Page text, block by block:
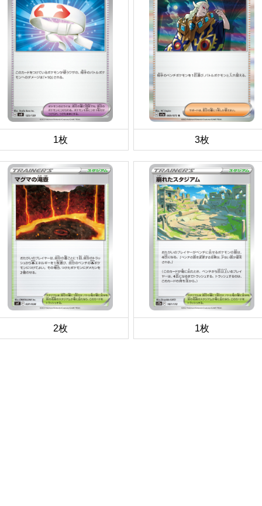
1枚 3枚
2枚 1枚